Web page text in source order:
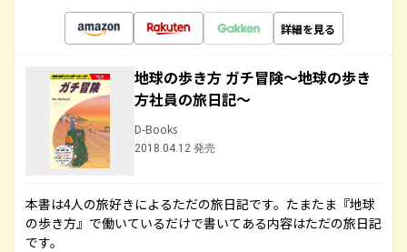
詳細を見る
地球の歩き方 ガチ冒険～地球の歩き
方社員の旅日記～
D-Books
2018.04.12 発売
本書は4人の旅好きによるただの旅日記です。たまたま『地球
の歩き方』で働いているだけで書いてある内容はただの旅日記
です。